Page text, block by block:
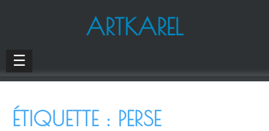
ARTKAREL
☰
ÉTIQUETTE : PERSE